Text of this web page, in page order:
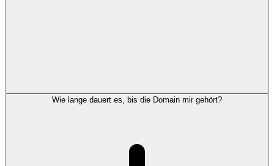
Wie lange dauert es, bis die Domain mir gehört?